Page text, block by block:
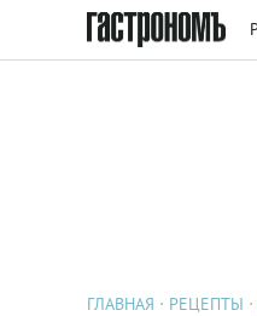
ГЛАВНАЯ РЕЦЕПТЫ